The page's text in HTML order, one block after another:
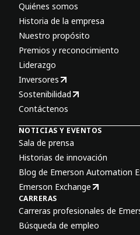
Quiénes somos
Historia de la empresa
Nuestro propósito
Premios y reconocimiento
Liderazgo
Inversores
Sostenibilidad
Contáctenos
NOTICIAS Y EVENTOS
Sala de prensa
Historias de innovación
Blog de Emerson Automation
Emerson Exchange
CARRERAS
Carreras profesionales de
Búsqueda de empleo